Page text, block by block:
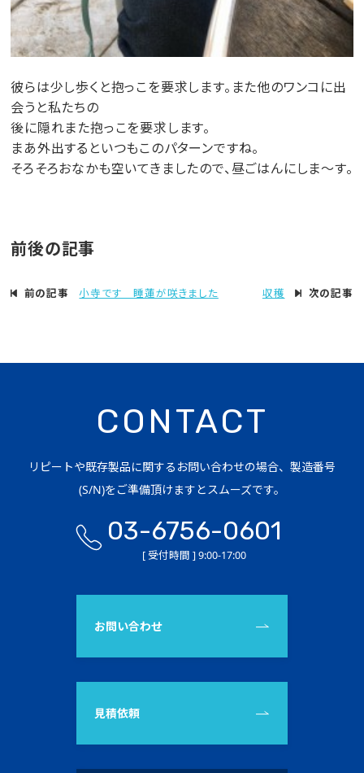
彼らは少し歩くと抱っこを要求します。また他のワンコに出
会うと私たちの
後に隠れまた抱っこを要求します。
まあ外出するといつもこのパターンですね。
そろそろおなかも空いてきましたので、昼ごはんにしま～す。
前後の記事
前の記事 小寺です 睡蓮が咲きました 次の記事
収穫
CONTACT
リピートや既存製品に関するお問い合わせの場合、製造番号
(S/N)をご準備頂けますとスムーズです。
03-6756-0601
[ 受付時間 ] 9:00-17:00
お問い合わせ
見積依頼